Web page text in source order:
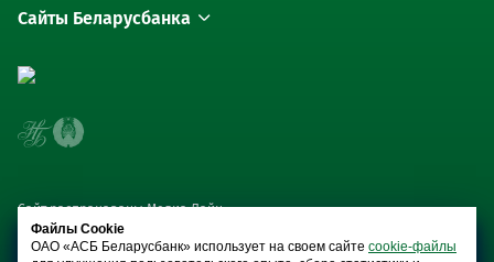
Сайты Беларусбанка
Сайт распрацаваны Медиа Лайн
Файлы Cookie
ОАО «АСБ Беларусбанк» использует на своем сайте cookie-файлы